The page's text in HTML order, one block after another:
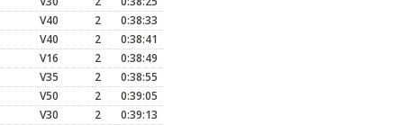
V40 2
0:38:33
V40 2
0:38:41
V16 2
0:38:49
V35 2
0:38:55
V50 2
0:39:05
V30 2
0:39:13